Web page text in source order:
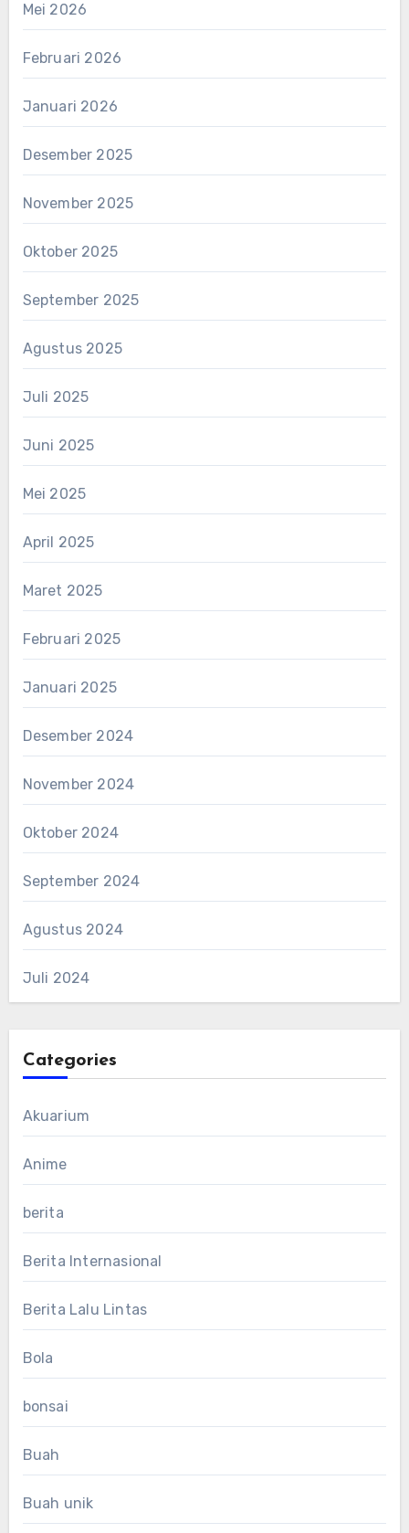
Mei 2026
Februari 2026
Januari 2026
Desember 2025
November 2025
Oktober 2025
September 2025
Agustus 2025
Juli 2025
Juni 2025
Mei 2025
April 2025
Maret 2025
Februari 2025
Januari 2025
Desember 2024
November 2024
Oktober 2024
September 2024
Agustus 2024
Juli 2024
Categories
Akuarium
Anime
berita
Berita Internasional
Berita Lalu Lintas
Bola
bonsai
Buah
Buah unik